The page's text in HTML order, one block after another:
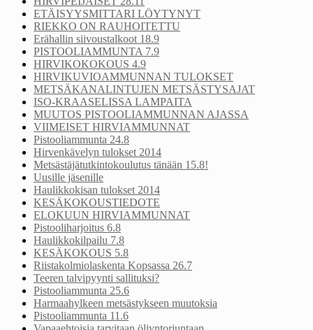
ETÄISYYSMITTARI LÖYTYNYT
RIEKKO ON RAUHOITETTU
Erähallin siivoustalkoot 18.9
PISTOOLIAMMUNTA 7.9
HIRVIKOKOKOUS 4.9
HIRVIKUVIOAMMUNNAN TULOKSET
METSÄKANALINTUJEN METSÄSTYSAJAT
ISO-KRAASELISSA LAMPAITA
MUUTOS PISTOOLIAMMUNNAN AJASSA
VIIMEISET HIRVIAMMUNNAT
Pistooliammunta 24.8
Hirvenkävelyn tulokset 2014
Metsästäjätutkintokoulutus tänään 15.8!
Uusille jäsenille
Haulikkokisan tulokset 2014
KESÄKOKOUSTIEDOTE
ELOKUUN HIRVIAMMUNNAT
Pistooliharjoitus 6.8
Haulikkokilpailu 7.8
KESÄKOKOUS 5.8
Riistakolmiolaskenta Kopsassa 26.7
Teeren talvipyynti sallituksi?
Pistooliammunta 25.6
Harmaahylkeen metsästykseen muutoksia
Pistooliammunta 11.6